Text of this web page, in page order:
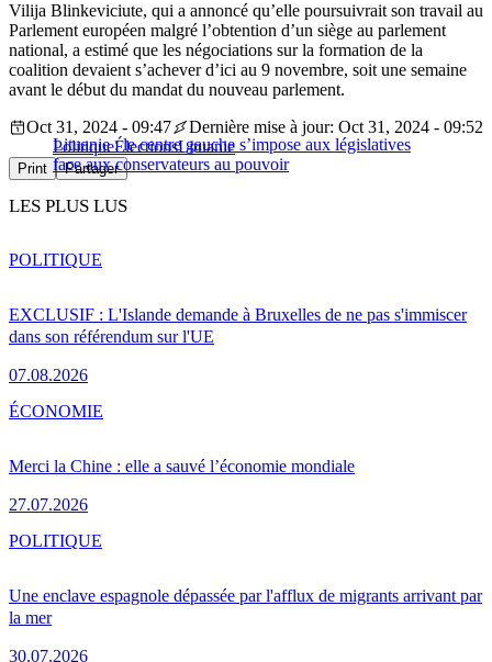
Vilija Blinkeviciute, qui a annoncé qu’elle poursuivrait son travail au
Parlement européen malgré l’obtention d’un siège au parlement
national, a estimé que les négociations sur la formation de la
coalition devaient s’achever d’ici au 9 novembre, soit une semaine
avant le début du mandat du nouveau parlement.
Lituanie : le centre gauche s’impose aux législatives
face aux conservateurs au pouvoir
Oct 31, 2024 - 09:47
Dernière mise à jour: Oct 31, 2024 - 09:52
PolitiqueÉlectionsLituanie
Print Partager
LES PLUS LUS
EXCLUSIF : L'Islande demande à Bruxelles de ne pas s'immiscer
dans son référendum sur l'UE
07.08.2026
POLITIQUE
Merci la Chine : elle a sauvé l’économie mondiale
27.07.2026
ÉCONOMIE
Une enclave espagnole dépassée par l'afflux de migrants arrivant par
la mer
30.07.2026
POLITIQUE